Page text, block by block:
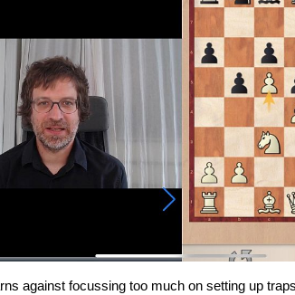
against focussing too much on setting up